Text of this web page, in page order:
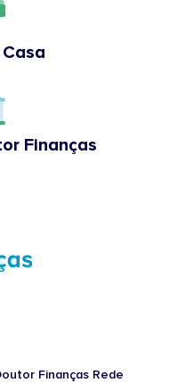
Finanças
Finanças Rede